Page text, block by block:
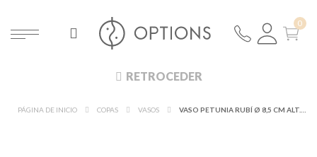
RETROCEDER
PÁGINA DE INICIO COPAS VASOS